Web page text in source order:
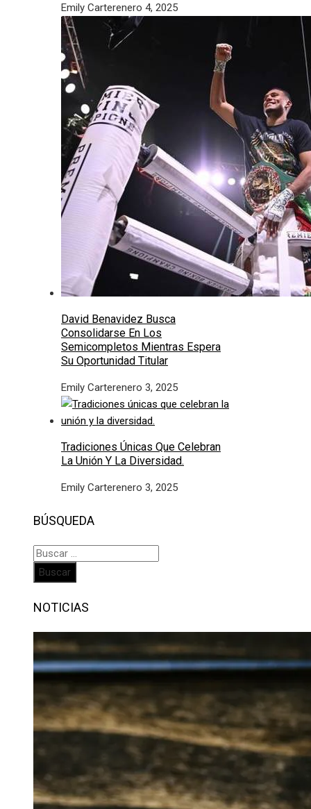
Emily Carterenero 4, 2025
David Benavidez Busca
Consolidarse En Los
Semicompletos Mientras Espera
Su Oportunidad Titular
Emily Carterenero 3, 2025
Tradiciones Únicas Que Celebran
La Unión Y La Diversidad.
Emily Carterenero 3, 2025
BÚSQUEDA
Buscar:
NOTICIAS